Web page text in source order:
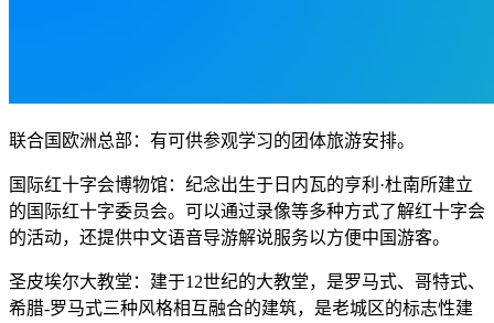
联合国欧洲总部：有可供参观学习的团体旅游安排。
国际红十字会博物馆：纪念出生于日内瓦的亨利·杜南所建立
的国际红十字委员会。可以通过录像等多种方式了解红十字会
的活动，还提供中文语音导游解说服务以方便中国游客。
圣皮埃尔大教堂：建于12世纪的大教堂，是罗马式、哥特式、
希腊-罗马式三种风格相互融合的建筑，是老城区的标志性建